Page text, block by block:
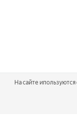
На сайте